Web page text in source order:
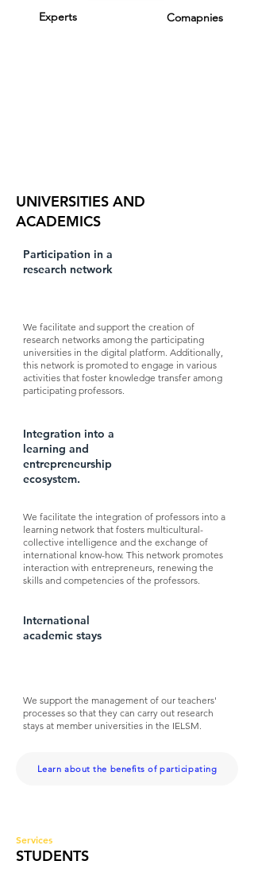
Experts Comapnies
UNIVERSITIES AND
ACADEMICS
Participation in a
research network
We facilitate and support the creation of
research networks among the participating
universities in the digital platform. Additionally,
this network is promoted to engage in various
activities that foster knowledge transfer among
participating professors.
Integration into a
learning and
entrepreneurship
ecosystem.
We facilitate the integration of professors into a
learning network that fosters multicultural-
collective intelligence and the exchange of
international know-how. This network promotes
interaction with entrepreneurs, renewing the
skills and competencies of the professors.
International
academic stays
We support the management of our teachers'
processes so that they can carry out research
stays at member universities in the IELSM.
Learn about the benefits of participating
Services
STUDENTS